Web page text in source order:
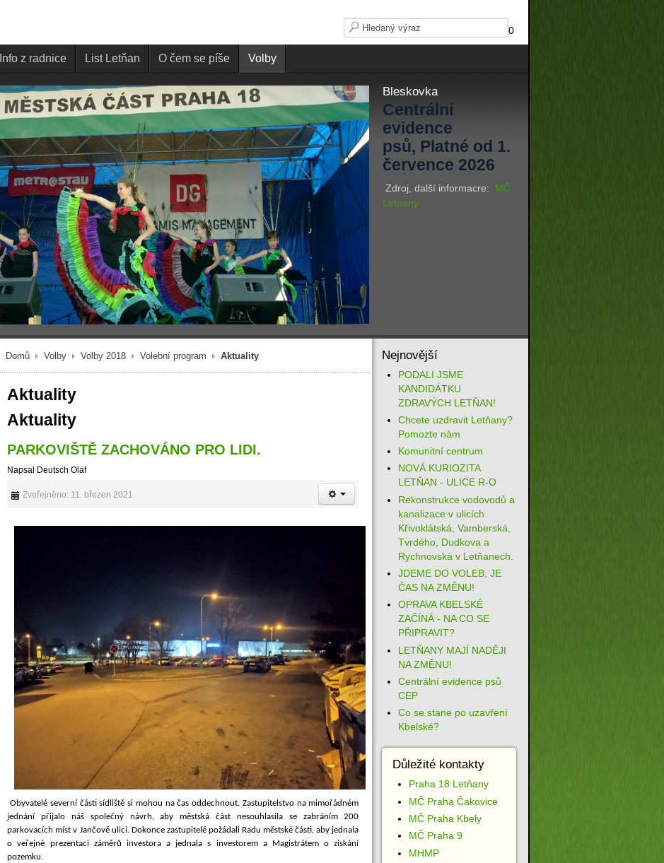
0
Info z radnice List Letňan O čem se píše Volby
Bleskovka
Centrální
evidence
psů, Platné od 1.
července 2026
Zdroj, další informacre: MČ
Letnany
Domů Volby Volby 2018 Volební program Aktuality
Aktuality
Aktuality
PARKOVIŠTĚ ZACHOVÁNO PRO LIDI.
Napsal Deutsch Olaf
Zveřejněno: 11. březen 2021
Obyvatelé severní části sídliště si mohou na čas oddechnout. Zastupitelstvo na mimořádném
jednání přijalo náš společný návrh, aby městská část nesouhlasila se zabráním 200
parkovacích míst v Jančově ulici. Dokonce zastupitelé požádali Radu městské části, aby jednala
o veřejné prezentaci záměrů investora a jednala s investorem a Magistrátem o získání
pozemku.
Nejnovější
PODALI JSME
KANDIDÁTKU
ZDRAVÝCH LETŇAN!
Chcete uzdravit Letňany?
Pomozte nám.
Komunitní centrum
NOVÁ KURIOZITA
LETŇAN - ULICE R-O
Rekonstrukce vodovodů a
kanalizace v ulicích
Křivoklátská, Vamberská,
Tvrdého, Dudkova a
Rychnovská v Letňanech.
JDEME DO VOLEB, JE
ČAS NA ZMĚNU!
OPRAVA KBELSKÉ
ZAČÍNÁ - NA CO SE
PŘIPRAVIT?
LETŇANY MAJÍ NADĚJI
NA ZMĚNU!
Centrální evidence psů
CEP
Co se stane po uzavření
Kbelské?
Důležité kontakty
Praha 18 Letňany
MČ Praha Čakovice
MČ Praha Kbely
MČ Praha 9
MHMP